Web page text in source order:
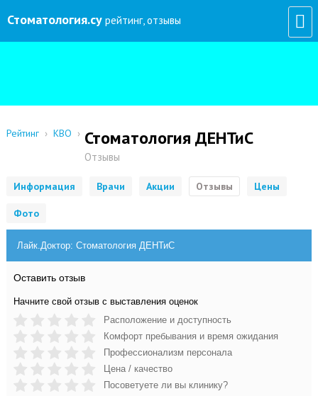
Стоматология.су рейтинг, отзывы
Рейтинг › КВО › Стоматология ДЕНТиС
Отзывы
Информация Врачи Акции Отзывы Цены
Фото